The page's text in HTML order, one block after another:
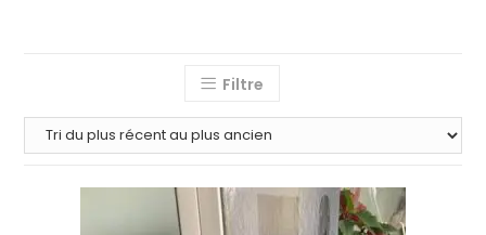
Filtre